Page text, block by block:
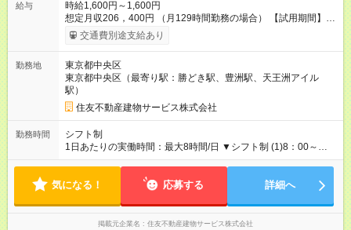
給与
時給1,600円～1,600円
想定月収206，400円 （月129時間勤務の場合） 【試用期間】試
用期間あり 試用期間の長さ：3ヶ月 雇用形態、給与は本採用時
と同じです。
交通費別途支給あり
勤務地
東京都中央区
東京都中央区（最寄り駅：勝どき駅、豊洲駅、天王洲アイル
駅）
住友不動産建物サービス株式会社
勤務時間
シフト制
1日あたりの実働時間：最大8時間/日 ▼シフト制 (1)8：00～
13：00 (2)8：00～17：00 (3)7：50～21：00 など ▼休憩 (1)
記載の時間帯はあくまでも参考例で、複数のシフトにご対応い
×週4～5日
気になる！ 応募する 詳細へ
掲載元企業名 住友不動産建物サービス株式会社